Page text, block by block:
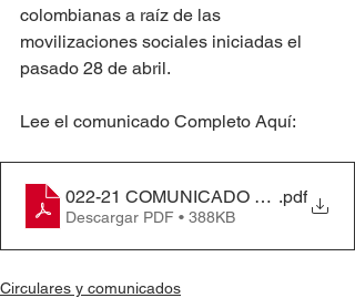
colombianas a raíz de las
movilizaciones sociales iniciadas el
pasado 28 de abril.
Lee el comunicado Completo Aquí:
.pdf
Descargar PDF • 388KB
Circulares y comunicados